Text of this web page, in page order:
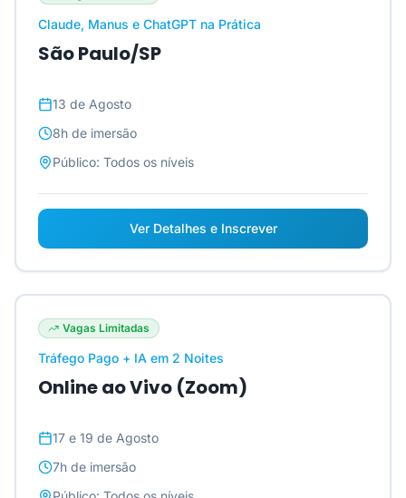
Claude, Manus e ChatGPT na Prática
São Paulo/SP
13 de Agosto
8h de imersão
Público: Todos os níveis
Ver Detalhes e Inscrever
Vagas Limitadas
Tráfego Pago + IA em 2 Noites
Online ao Vivo (Zoom)
17 e 19 de Agosto
7h de imersão